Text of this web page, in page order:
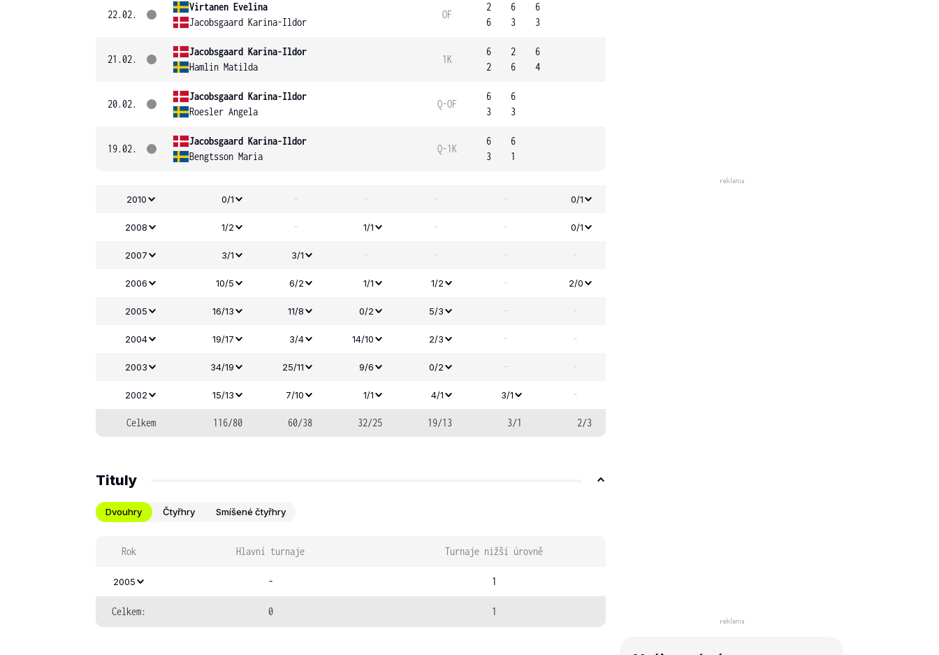
22.02.
Virtanen Evelina
Jacobsgaard Karina-Ildor
OF
2
6
6
3
6
3
21.02.
Jacobsgaard Karina-Ildor
Hamlin Matilda
1K
6
2
2
6
6
4
20.02.
Jacobsgaard Karina-Ildor
Roesler Angela
Q-OF
6
3
6
3
19.02.
Jacobsgaard Karina-Ildor
Bengtsson Maria
Q-1K
6
3
6
1
2010 0/1 - - - - 0/1
2008 1/2 - 1/1 - - 0/1
2007 3/1 3/1 - - - -
2006 10/5 6/2 1/1 1/2 - 2/0
2005 16/13 11/8 0/2 5/3 - -
2004 19/17 3/4 14/10 2/3 - -
2003 34/19 25/11 9/6 0/2 - -
2002 15/13 7/10 1/1 4/1 3/1 -
Celkem 116/80 60/38 32/25 19/13 3/1 2/3
Tituly
Dvouhry Čtyřhry Smíšené čtyřhry
Rok Hlavní turnaje Turnaje nižší úrovně
2005 - 1
Celkem: 0 1